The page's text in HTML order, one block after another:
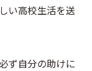
い高校生活を送
ず自分の助けに